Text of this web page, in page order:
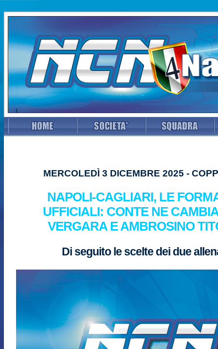
MERCOLEDÌ 3 DICEMBRE 2025 -
NAPOLI-CAGLIARI, LE
UFFICIALI: CONTE NE
VERGARA E AMBROSINO
Di seguito le scelte dei due